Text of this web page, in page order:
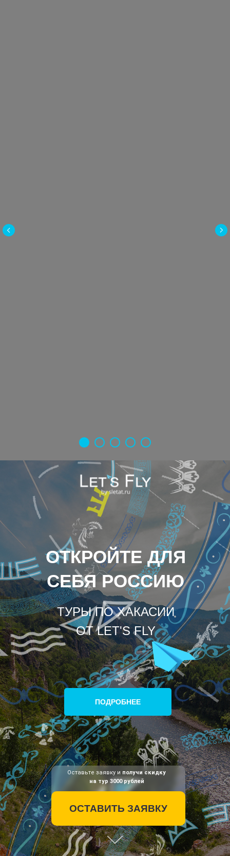
Оставьте заявку и получи скидку
на тур 3000 рублей
ПОДРОБНЕЕ
ОТКРОЙТЕ ДЛЯ
СЕБЯ РОССИЮ
ТУРЫ ПО ХАКАСИИ
ОТ LET'S FLY
ОСТАВИТЬ ЗАЯВКУ